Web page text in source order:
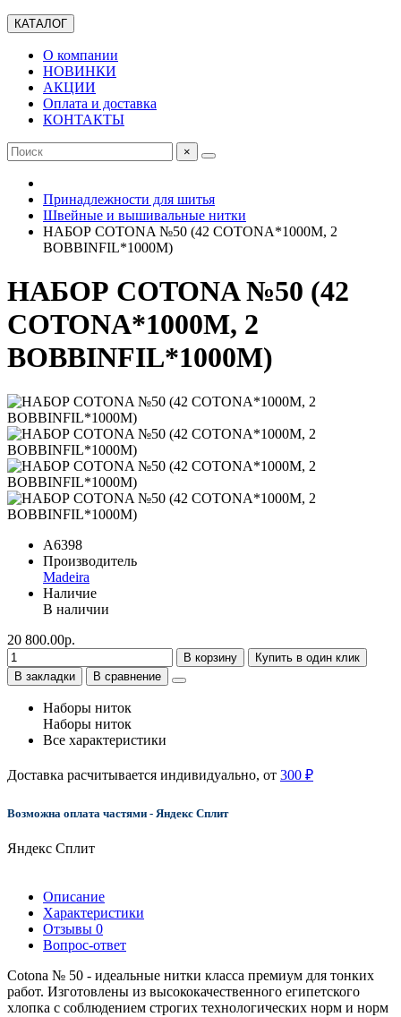
КАТАЛОГ
О компании
НОВИНКИ
АКЦИИ
Оплата и доставка
КОНТАКТЫ
×
Принадлежности для шитья
Швейные и вышивальные нитки
НАБОР COTONA №50 (42 COTONA*1000М, 2
BOBBINFIL*1000М)
НАБОР COTONA №50 (42
COTONA*1000М, 2
BOBBINFIL*1000М)
A6398
Производитель
Madeira
Наличие
В наличии
20 800.00р.
В корзину
Купить в один клик
В закладки
В сравнение
Наборы ниток
Наборы ниток
Все характеристики
Доставка расчитывается индивидуально, от 300 ₽
Возможна оплата частями - Яндекс Сплит
Яндекс Сплит
Описание
Характеристики
Отзывы 0
Вопрос-ответ
Cotona № 50 - идеальные нитки класса премиум для тонких
работ. Изготовлены из высококачественного египетского
хлопка с соблюдением строгих технологических норм и норм